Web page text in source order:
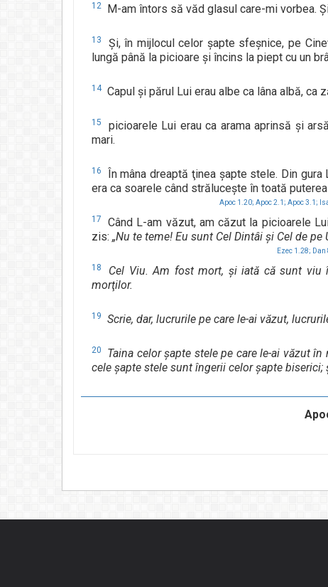
12 M-am întors să văd glasul care-mi vorbea.
13
Şi, în mijlocul celor şapte sfeşnice, pe
lungă până la picioare şi încins la piept cu un
14 Capul şi părul Lui erau albe ca lâna albă, ca
15
picioarele Lui erau ca arama aprinsă şi
mari.
16
În mâna dreaptă ţinea şapte stele. Din
era ca soarele când străluceşte în toată
Apoc 1.20; Apoc 2.1; Apoc 3.1;
17
Când L-am văzut, am căzut la picioarele
zis: „Nu te teme! Eu sunt Cel Dintâi şi Cel de pe
Ezec 1.28; Dan
18
Cel Viu. Am fost mort, şi iată că sunt
morţilor.
19 Scrie, dar, lucrurile pe care le-ai văzut,
20
Taina celor şapte stele pe care le-ai văzut
cele şapte stele sunt îngerii celor şapte